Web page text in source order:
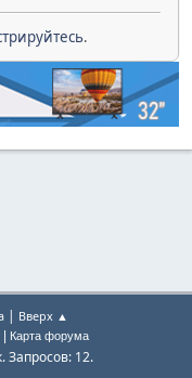
.
| Вверх ▲
Карта форума
Запросов: 12.